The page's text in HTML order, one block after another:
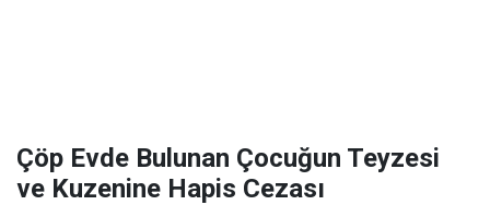
Çöp Evde Bulunan Çocuğun Teyzesi
ve Kuzenine Hapis Cezası